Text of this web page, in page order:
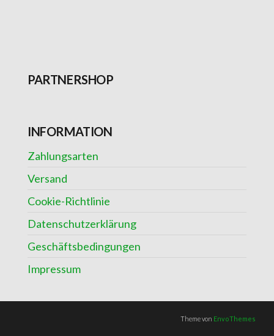
PARTNERSHOP
INFORMATION
Zahlungsarten
Versand
Cookie-Richtlinie
Datenschutzerklärung
Geschäftsbedingungen
Impressum
Theme von EnvoThemes